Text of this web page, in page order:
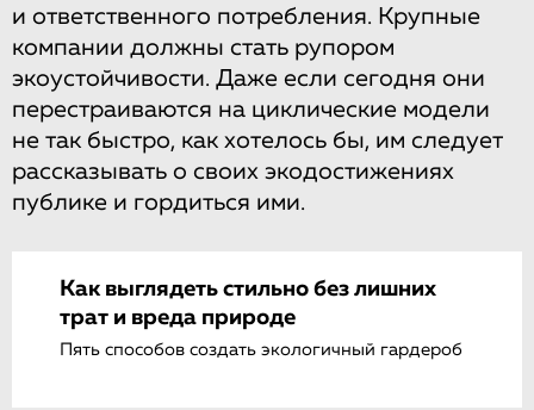
и ответственного потребления. Крупные
компании должны стать рупором
экоустойчивости. Даже если сегодня они
перестраиваются на циклические модели
не так быстро, как хотелось бы, им следует
рассказывать о своих экодостижениях
публике и гордиться ими.
Как выглядеть стильно без лишних
трат и вреда природе
Пять способов создать экологичный гардероб